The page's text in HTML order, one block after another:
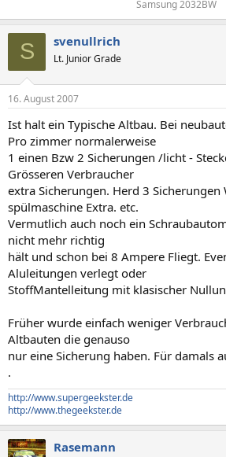
Samsung 2032BW​
S svenullrich
Lt. Junior Grade
16. August 2007
Ist halt ein Typische Altbau. Bei
Pro zimmer normalerweise
1 einen Bzw 2 Sicherungen /licht -
Grösseren Verbraucher
extra Sicherungen. Herd 3 Sicherungen
spülmaschine Extra. etc.
Vermutlich auch noch ein
nicht mehr richtig
hält und schon bei 8 Ampere Fliegt.
Aluleitungen verlegt oder
StoffMantelleitung mit klasischer
Früher wurde einfach weniger
Altbauten die genauso
nur eine Sicherung haben. Für damals
.
http://www.supergeekster.de
http://www.thegeekster.de
Rasemann